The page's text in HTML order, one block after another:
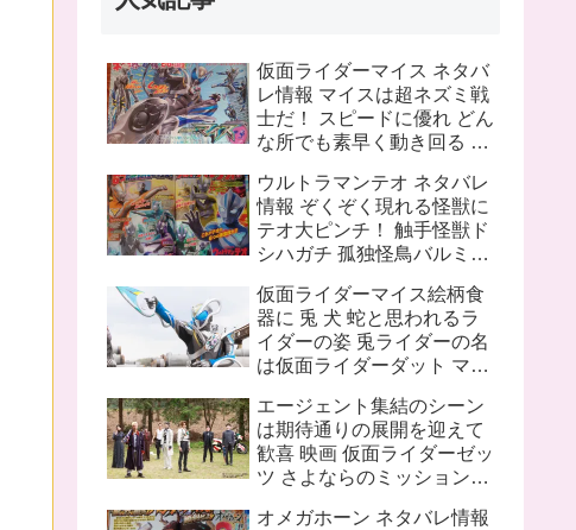
仮面ライダーマイス ネタバ
レ情報 マイスは超ネズミ戦
士だ！ スピードに優れ どん
な所でも素早く動き回る ラ
器は大剣マオウブレイド も
う一人の猫 リドはマオウの
為闘う
ウルトラマンテオ ネタバレ
情報 ぞくぞく現れる怪獣に
テオ大ピンチ！ 触手怪獣ド
シハガチ 孤独怪鳥バルミリ
ピンチにプッチーが巨大化
したぞ！
仮面ライダーマイス絵柄食
器に 兎 犬 蛇と思われるラ
イダーの姿 兎ライダーの名
は仮面ライダーダット マイ
タートルフレーム
エージェント集結のシーン
は期待通りの展開を迎えて
歓喜 映画 仮面ライダーゼッ
ツ さよならのミッションネ
オメガホーン ネタバレ情報